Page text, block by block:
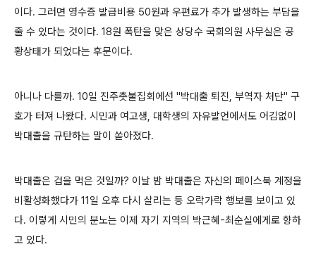
이다. 그러면 영수증 발급비용 50원과 우편료가 추가 발생하는 부담을
줄 수 있다는 것이다. 18원 폭탄을 맞은 상당수 국회의원 사무실은 공
황상태가 되었다는 후문이다.
아니나 다를까. 10일 진주촛불집회에선 "박대출 퇴진, 부역자 처단" 구
호가 터져 나왔다. 시민과 여고생, 대학생의 자유발언에서도 어김없이
박대출을 규탄하는 말이 쏟아졌다.
박대출은 겁을 먹은 것일까? 이날 밤 박대출은 자신의 페이스북 계정을
비활성화했다가 11일 오후 다시 살리는 등 오락가락 행보를 보이고 있
다. 이렇게 시민의 분노는 이제 자기 지역의 박근혜-최순실에게로 향하
고 있다.